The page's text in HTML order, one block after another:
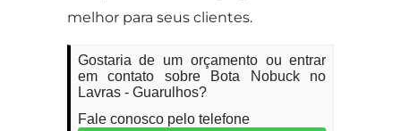
melhor para seus clientes.
Gostaria de um orçamento ou entrar
em contato sobre Bota Nobuck no
Lavras - Guarulhos?
Fale conosco pelo telefone